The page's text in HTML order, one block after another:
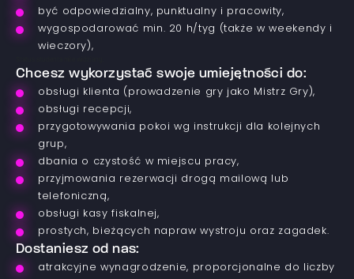
być odpowiedzialny, punktualny i pracowity,
wygospodarować min. 20 h/tyg (także w weekendy i
wieczory),
Chcesz wykorzystać swoje umiejętności do:
obsługi klienta (prowadzenie gry jako Mistrz Gry),
obsługi recepcji,
przygotowywania pokoi wg instrukcji dla kolejnych
grup,
dbania o czystość w miejscu pracy,
przyjmowania rezerwacji drogą mailową lub
telefoniczną,
obsługi kasy fiskalnej,
prostych, bieżących napraw wystroju oraz zagadek.
Dostaniesz od nas:
atrakcyjne wynagrodzenie, proporcjonalne do liczby